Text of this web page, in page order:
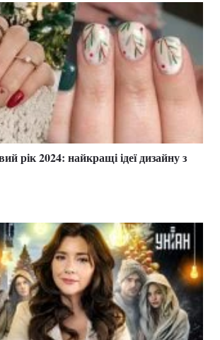
рік 2024: найкращі ідеї дизайну з